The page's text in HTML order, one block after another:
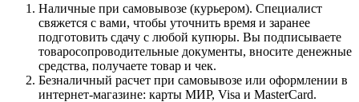
Наличные при самовывозе (курьером). Специалист
свяжется с вами, чтобы уточнить время и заранее
подготовить сдачу с любой купюры. Вы подписываете
товаросопроводительные документы, вносите денежные
средства, получаете товар и чек.
Безналичный расчет при самовывозе или оформлении в
интернет-магазине: карты МИР, Visa и MasterCard.